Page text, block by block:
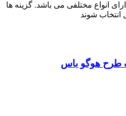
انواع مختلفی می باشد. گزینه ها
شوند